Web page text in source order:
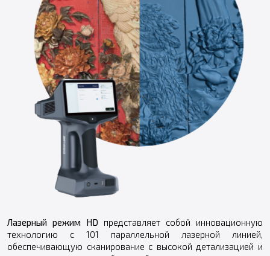
Лазерный режим HD представляет собой инновационную
технологию с 101 параллельной лазерной линией,
обеспечивающую сканирование с высокой детализацией и